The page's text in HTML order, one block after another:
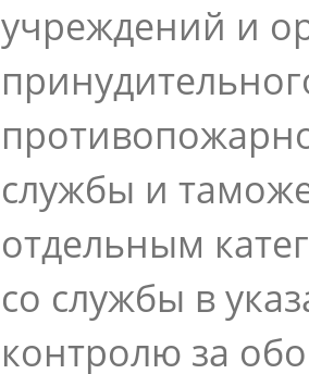
учреждений и
службы и
отдельным
со службы в
контролю за